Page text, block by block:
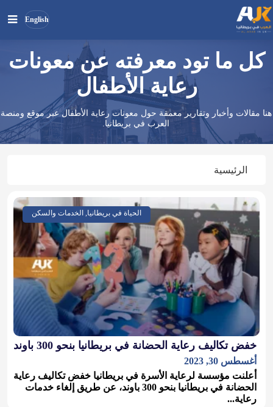
English
ابحث
بحث
كل ما تود معرفته عن معونات
رعاية الأطفال
هنا مقالات وأخبار وتقارير معمقة حول معونات رعاية الأطفال عبر موقع ومنصة
العرب في بريطانيا.
الرئيسية
الحياة في بريطانيا, الخدمات والسكن
خفض تكاليف رعاية الحضانة في بريطانيا بنحو 300 باوند
أغسطس 30, 2023
أعلنت مؤسسة لرعاية الأسرة في بريطانيا خفض تكاليف رعاية
الحضانة في بريطانيا بنحو 300 باوند، عن طريق إلغاء خدمات
رعاية...